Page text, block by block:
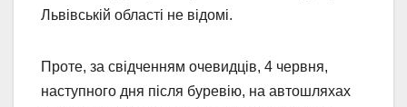
Львівській області не відомі.
Проте, за свідченням очевидців, 4 червня,
наступного дня після буревію, на автошляхах